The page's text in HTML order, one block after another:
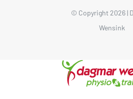
© Copyright 2026 |
Wensink